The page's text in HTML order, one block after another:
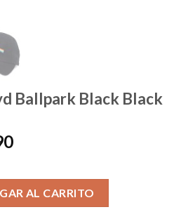
Ballpark Black Black
El
actual
es:
$21.990.
AL CARRITO